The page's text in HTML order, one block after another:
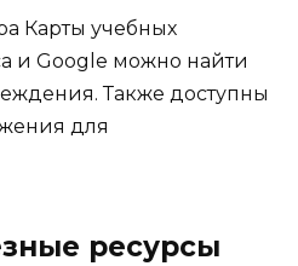
Карты учебных
и Google можно найти
Также доступны
для
ресурсы